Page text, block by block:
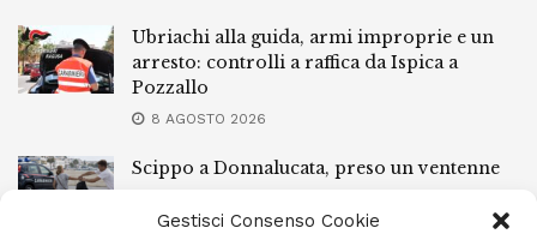
Gestisci Consenso Cookie
Ubriachi alla guida, armi improprie e un
arresto: controlli a raffica da Ispica a
Pozzallo
8 AGOSTO 2026
Scippo a Donnalucata, preso un ventenne
8 AGOSTO 2026